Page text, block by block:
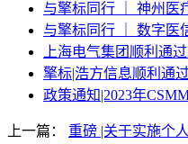
与擎标同行 ｜ 神州医
与擎标同行 ｜ 数字医
上海电气集团顺利通
擎标|浩方信息顺利通
政策通知|2023年
上一篇： 重磅 |关于实施个